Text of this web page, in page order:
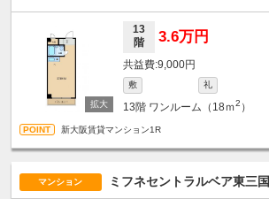
13
階
3.6万円
9,000円
敷 礼
13階 ワンルーム（18ｍ2 ）
新大阪賃貸マンション1R
マンション ミフネセントラルベア東三国